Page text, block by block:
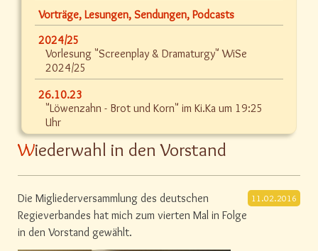
Vorträge, Lesungen, Sendungen, Podcasts
2024/25
Vorlesung "Screenplay & Dramaturgy" WiSe
2024/25
26.10.23
"Löwenzahn - Brot und Korn" im Ki.Ka um 19:25
Uhr
Wiederwahl in den Vorstand
11.02.2016
Die Migliederversammlung des deutschen
Regieverbandes hat mich zum vierten Mal in Folge
in den Vorstand gewählt.